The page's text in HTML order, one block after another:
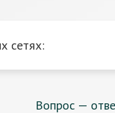
сетях:
Вопрос —